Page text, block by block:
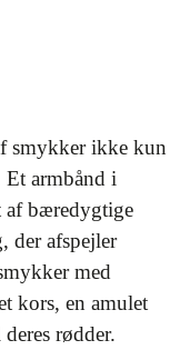
smykker ikke kun
armbånd i
af bæredygtige
der afspejler
med
kors, en amulet
rødder.